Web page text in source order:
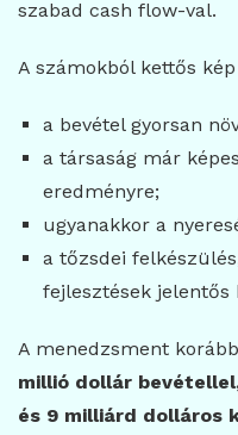
szabad cash flow-val.
A számokból kettős
a bevétel gyorsan
a társaság már
eredményre;
ugyanakkor a
a tőzsdei
fejlesztések jelentős
A menedzsment
millió dollár
és 9 milliárd dolláros